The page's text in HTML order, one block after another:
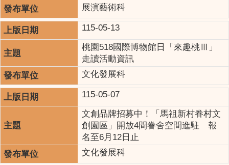
展演藝術科
115-05-13
桃園518國際博物館日「來趣桃Ⅲ」
走讀活動資訊
文化發展科
115-05-07
文創品牌招募中！「馬祖新村眷村文
創園區」開放4間眷舍空間進駐 報
名至6月12日止
文化發展科